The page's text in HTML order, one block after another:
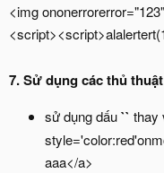
<img
7. Sử dụng các thủ
sử dụng dấu`` thay
aaa</a>